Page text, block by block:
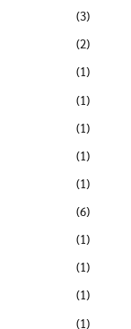
(3)
(2)
(1)
(1)
(1)
(1)
(1)
(6)
(1)
(1)
(1)
(1)